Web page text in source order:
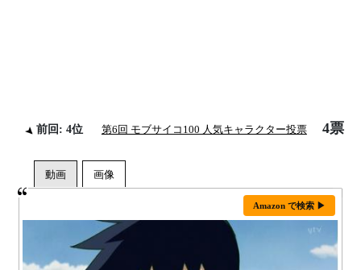
前回: 4位 第6回 モブサイコ100 人気キャラクター投票 4票
Amazon で検索 ▶